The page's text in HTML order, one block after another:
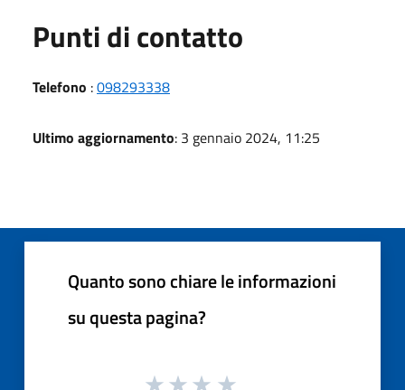
Punti di contatto
Telefono :098293338
Ultimo aggiornamento: 3 gennaio 2024, 11:25
Quanto sono chiare le informazioni
su questa pagina?